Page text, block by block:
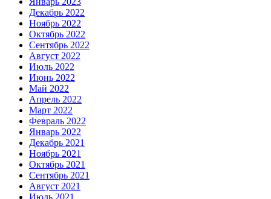
Декабрь 2022
Ноябрь 2022
Октябрь 2022
Сентябрь 2022
Август 2022
Июль 2022
Июнь 2022
Май 2022
Апрель 2022
Март 2022
Февраль 2022
Январь 2022
Декабрь 2021
Ноябрь 2021
Октябрь 2021
Сентябрь 2021
Август 2021